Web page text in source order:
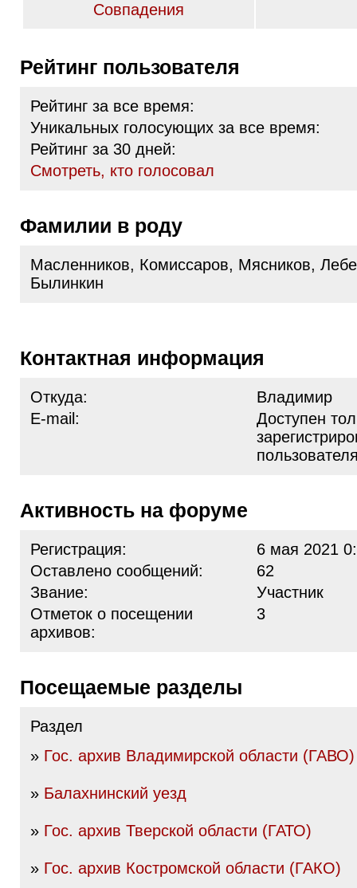
Совпадения
Рейтинг пользователя
Рейтинг за все время:
Уникальных голосующих за все время:
Рейтинг за 30 дней:
Cмотреть, кто голосовал
Фамилии в роду
Масленников, Комиссаров, Мясников,
Былинкин
Контактная информация
Откуда:
Владимир
E-mail:
Доступен
Активность на форуме
Регистрация:
6 мая 2021
Оставлено сообщений:
62
Звание:
Участник
Отметок о посещении
архивов:
3
Посещаемые разделы
Раздел
» Гос. архив Владимирской области (ГАВО)
» Балахнинский уезд
» Гос. архив Тверской области (ГАТО)
» Гос. архив Костромской области (ГАКО)